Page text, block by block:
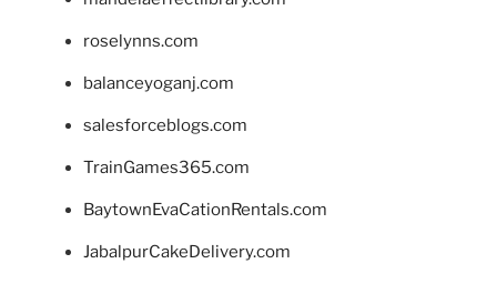
roselynns.com
balanceyoganj.com
salesforceblogs.com
TrainGames365.com
BaytownEvaCationRentals.com
JabalpurCakeDelivery.com